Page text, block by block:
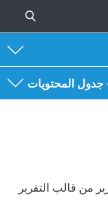
من قالب التقرير